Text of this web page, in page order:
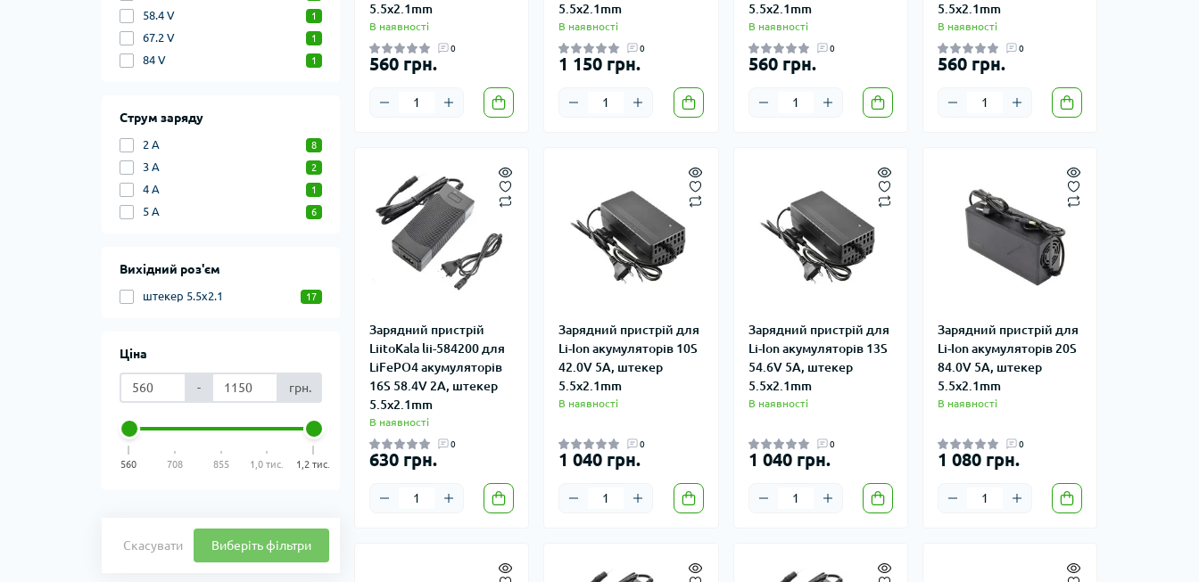
58.4 V 1
67.2 V 1
84 V 1
Струм заряду
2 A 8
3 A 2
4 A 1
5 A 6
Вихідний роз'єм
штекер 5.5x2.1 17
Ціна
- грн.
560 708 855 1,0 тис. 1,2 тис.
Скасувати Виберіть фільтри
5.5x2.1mm
В наявності
0
560 грн.
5.5x2.1mm
В наявності
0
1 150 грн.
5.5x2.1mm
В наявності
0
560 грн.
5.5x2.1mm
В наявності
0
560 грн.
Зарядний пристрій
LiitoKala lii-584200 для
LiFePO4 акумуляторів
16S 58.4V 2A, штекер
5.5x2.1mm
В наявності
0
630 грн.
Зарядний пристрій для
Li-Ion акумуляторів 10S
42.0V 5A, штекер
5.5x2.1mm
В наявності
0
1 040 грн.
Зарядний пристрій для
Li-Ion акумуляторів 13S
54.6V 5A, штекер
5.5x2.1mm
В наявності
0
1 040 грн.
Зарядний пристрій для
Li-Ion акумуляторів 20S
84.0V 5A, штекер
5.5x2.1mm
В наявності
0
1 080 грн.